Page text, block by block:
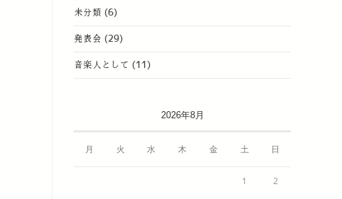
未分類 (6)
発表会 (29)
音楽人として (11)
2026年8月
月 火 水 木 金 土 日
1 2